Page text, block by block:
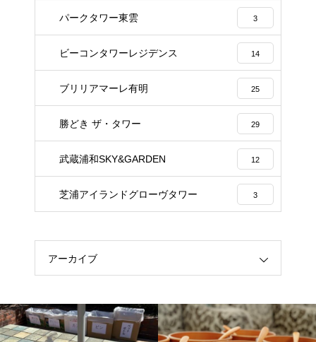
パークタワー東雲 3
ビーコンタワーレジデンス 14
ブリリアマーレ有明 25
勝どき ザ・タワー 29
武蔵浦和SKY&GARDEN 12
芝浦アイランドグローヴタワー 3
アーカイブ